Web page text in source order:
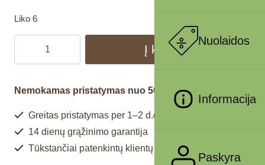
Nuolaidos
Informacija
Paskyra
Liko 6
Į krepšelį
Nemokamas pristatymas nuo 50€
Greitas pristatymas per 1–2 d.d.
14 dienų grąžinimo garantija
Tūkstančiai patenkintų klientų